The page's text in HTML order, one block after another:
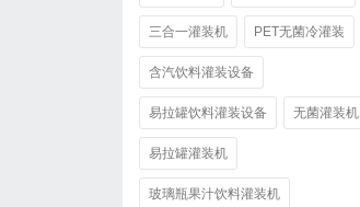
三合一灌装机 PET无菌冷灌装
含汽饮料灌装设备
易拉罐饮料灌装设备 无菌灌装机
易拉罐灌装机
玻璃瓶果汁饮料灌装机